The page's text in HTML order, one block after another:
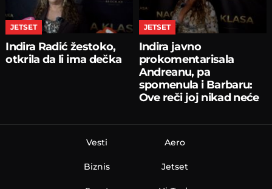
JETSET
Indira Radić žestoko,
otkrila da li ima dečka
JETSET
Indira javno
prokomentarisala
Andreanu, pa
spomenula i Barbaru:
Ove reči joj nikad neće
Vesti
Biznis
Aero
Jetset